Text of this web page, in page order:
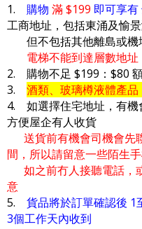
1. 購物 滿 $199 即可享有
工商地址，包括東涌及愉
但不包括其他離島或機
電梯不能到達層數地
2. 購物不足 $199：$80
3. 酒類、玻璃樽液體產
4. 如選擇住宅地址，有機
方便屋企有人收貨
送貨前有機會司機會先
間，所以請留意一些陌生
如之前冇人接聽電話，
意
5. 貨品將於訂單確認後 1
3個工作天內收到